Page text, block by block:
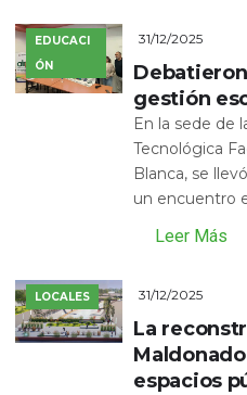
EDUCACI
ÓN
31/12/2025
gestión
En la sede de
Tecnológica
Blanca, se
un encuentro
Leer Más
LOCALES 31/12/2025
La
espacios